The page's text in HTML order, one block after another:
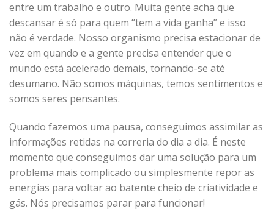
entre um trabalho e outro. Muita gente acha que
descansar é só para quem “tem a vida ganha” e isso
não é verdade. Nosso organismo precisa estacionar de
vez em quando e a gente precisa entender que o
mundo está acelerado demais, tornando-se até
desumano. Não somos máquinas, temos sentimentos e
somos seres pensantes.
Quando fazemos uma pausa, conseguimos assimilar as
informações retidas na correria do dia a dia. É neste
momento que conseguimos dar uma solução para um
problema mais complicado ou simplesmente repor as
energias para voltar ao batente cheio de criatividade e
gás. Nós precisamos parar para funcionar!